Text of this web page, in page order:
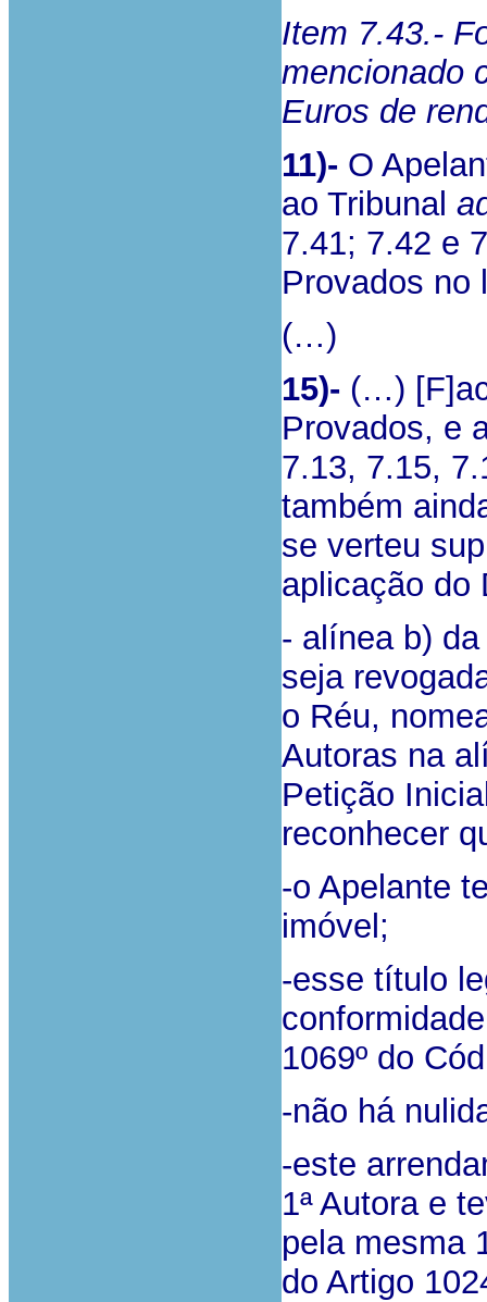
Item 7.43.-
mencionado
Euros de
11)- O
ao Tribunal
7.41; 7.42 e
Provados no
(…)
15)- (…)
Provados, e
7.13, 7.15,
também
se verteu
aplicação do
- alínea b)
seja
o Réu,
Autoras na
Petição
reconhecer
-o Apelante
imóvel;
-esse título
1069º do
-não há
-este
1ª Autora e
pela mesma
do Artigo